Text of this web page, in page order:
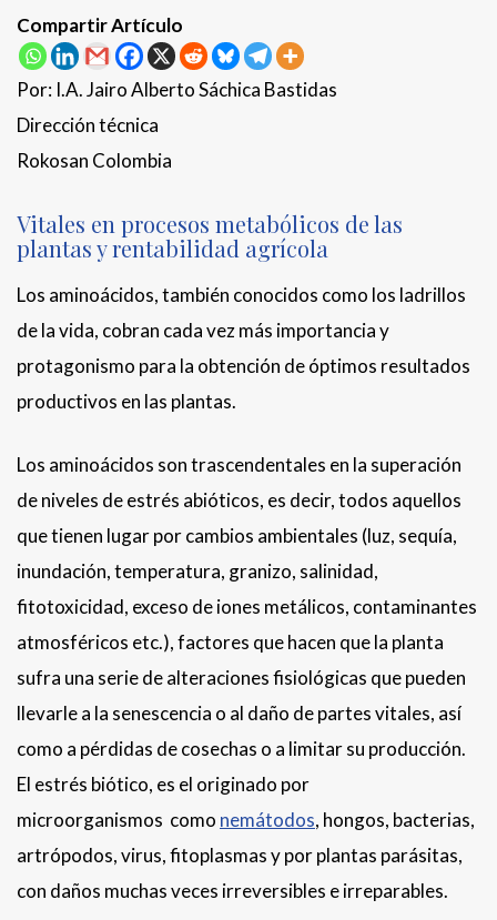
Compartir Artículo
Por: I.A. Jairo Alberto Sáchica Bastidas
Dirección técnica
Rokosan Colombia
Vitales en procesos metabólicos de las
plantas y rentabilidad agrícola
Los aminoácidos, también conocidos como los ladrillos
de la vida, cobran cada vez más importancia y
protagonismo para la obtención de óptimos resultados
productivos en las plantas.
Los aminoácidos son trascendentales en la superación
de niveles de estrés abióticos, es decir, todos aquellos
que tienen lugar por cambios ambientales (luz, sequía,
inundación, temperatura, granizo, salinidad,
fitotoxicidad, exceso de iones metálicos, contaminantes
atmosféricos etc.), factores que hacen que la planta
sufra una serie de alteraciones fisiológicas que pueden
llevarle a la senescencia o al daño de partes vitales, así
como a pérdidas de cosechas o a limitar su producción.
El estrés biótico, es el originado por
microorganismos como nemátodos, hongos, bacterias,
artrópodos, virus, fitoplasmas y por plantas parásitas,
con daños muchas veces irreversibles e irreparables.